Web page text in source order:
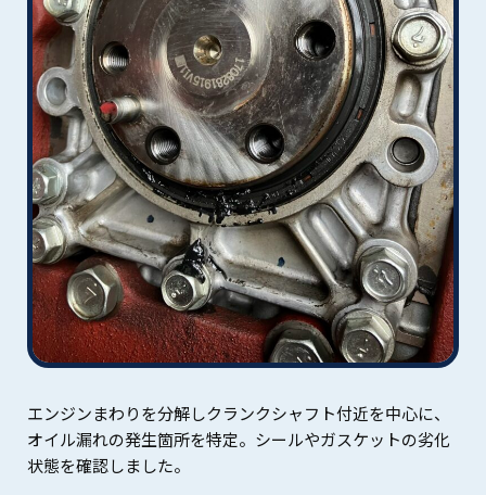
エンジンまわりを分解しクランクシャフト付近を中心に、
オイル漏れの発生箇所を特定。シールやガスケットの劣化
状態を確認しました。